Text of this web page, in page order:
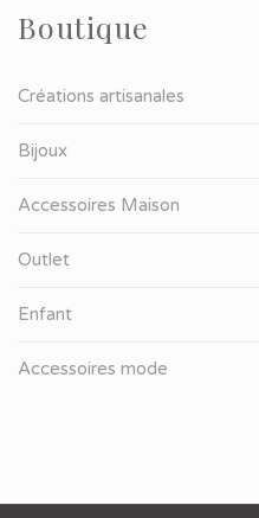
Boutique
Créations artisanales
Bijoux
Accessoires Maison
Outlet
Enfant
Accessoires mode